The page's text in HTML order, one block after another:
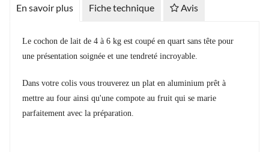
En savoir plus Fiche technique Avis
Le cochon de lait de 4 à 6 kg est coupé en quart sans tête pour
une présentation soignée et une tendreté incroyable.
Dans votre colis vous trouverez un plat en aluminium prêt à
mettre au four ainsi qu'une compote au fruit qui se marie
parfaitement avec la préparation.